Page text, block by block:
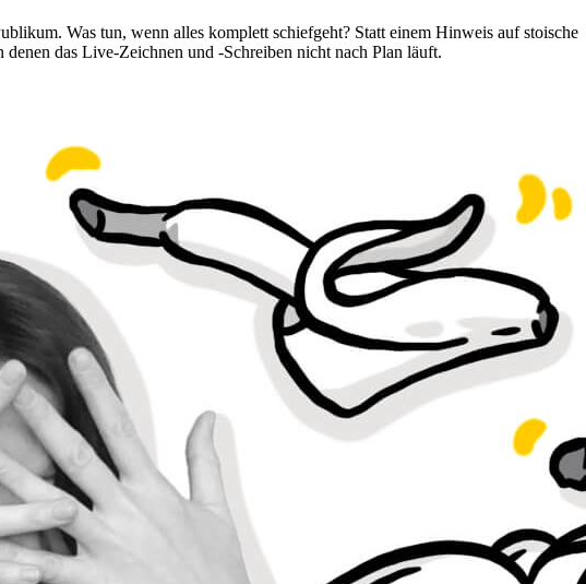
Was tun, wenn alles komplett schiefgeht? Statt einem Hinweis auf stoische
das Live-Zeichnen und -Schreiben nicht nach Plan läuft.